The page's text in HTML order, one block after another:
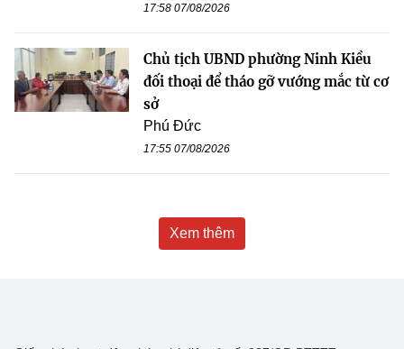
17:58 07/08/2026
Chủ tịch UBND phường Ninh Kiều
đối thoại để tháo gỡ vướng mắc từ cơ
sở
Phú Đức
17:55 07/08/2026
Xem thêm